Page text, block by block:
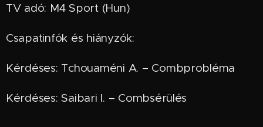
TV adó: M4 Sport (Hun)
Csapatinfók és hiányzók:
Kérdéses: Tchouaméni A. – Combprobléma
Kérdéses: Saibari I. – Combsérülés